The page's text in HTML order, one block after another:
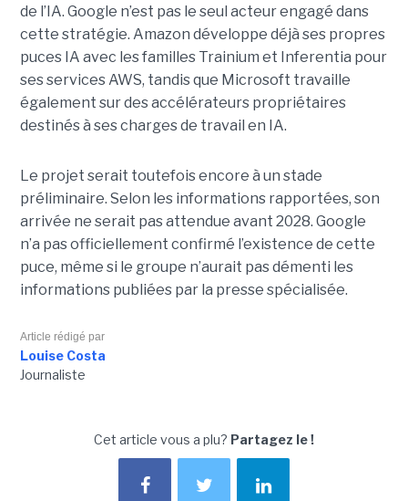
de l’IA. Google n’est pas le seul acteur engagé dans
cette stratégie. Amazon développe déjà ses propres
puces IA avec les familles Trainium et Inferentia pour
ses services AWS, tandis que Microsoft travaille
également sur des accélérateurs propriétaires
destinés à ses charges de travail en IA.
Le projet serait toutefois encore à un stade
préliminaire. Selon les informations rapportées, son
arrivée ne serait pas attendue avant 2028. Google
n’a pas officiellement confirmé l’existence de cette
puce, même si le groupe n’aurait pas démenti les
informations publiées par la presse spécialisée.
Article rédigé par
Louise Costa
Journaliste
Cet article vous a plu? Partagez le !